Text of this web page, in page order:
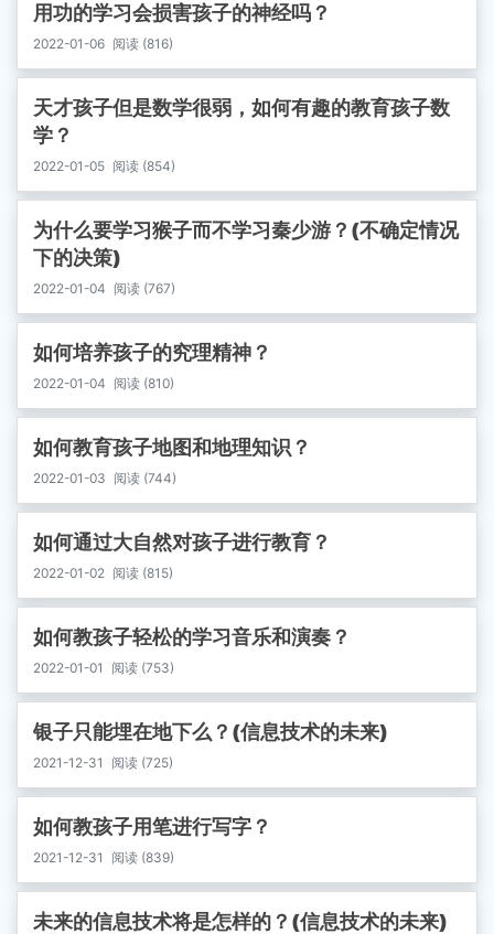
用功的学习会损害孩子的神经吗？
2022-01-06 阅读 (816)
天才孩子但是数学很弱，如何有趣的教育孩子数
学？
2022-01-05 阅读 (854)
为什么要学习猴子而不学习秦少游？(不确定情况
下的决策)
2022-01-04 阅读 (767)
如何培养孩子的究理精神？
2022-01-04 阅读 (810)
如何教育孩子地图和地理知识？
2022-01-03 阅读 (744)
如何通过大自然对孩子进行教育？
2022-01-02 阅读 (815)
如何教孩子轻松的学习音乐和演奏？
2022-01-01 阅读 (753)
银子只能埋在地下么？(信息技术的未来)
2021-12-31 阅读 (725)
如何教孩子用笔进行写字？
2021-12-31 阅读 (839)
未来的信息技术将是怎样的？(信息技术的未来)